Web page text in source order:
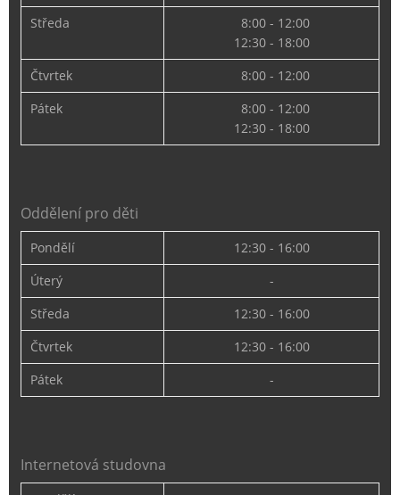
Středa
8:00 - 12:00
12:30 - 18:00
Čtvrtek
8:00 - 12:00
Pátek
8:00 - 12:00
12:30 - 18:00
Oddělení pro děti
Pondělí
12:30 - 16:00
Úterý
-
Středa
12:30 - 16:00
Čtvrtek
12:30 - 16:00
Pátek
-
Internetová studovna